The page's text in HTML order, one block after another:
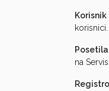
Korisnik
korisnici.
na Servis.